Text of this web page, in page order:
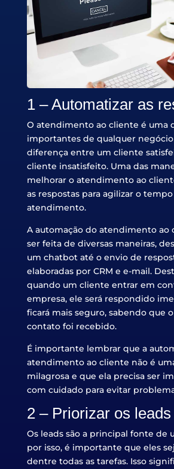
1 – Automatizar as
O atendimento ao cliente é uma
importantes de qualquer
diferença entre um cliente
cliente insatisfeito. Uma das
melhorar o atendimento ao
as respostas para agilizar o
atendimento.
A automação do atendimento ao
ser feita de diversas maneiras,
um chatbot até o envio de
elaboradas por CRM e e-mail.
quando um cliente entrar em
empresa, ele será respondido
ficará mais seguro, sabendo que
contato foi recebido.
É importante lembrar que a
atendimento ao cliente não é
milagrosa e que ela precisa ser
com cuidado para evitar
2 – Priorizar os leads
Os leads são a principal fonte de
por isso, é importante que eles
dentre todas as tarefas. Isso